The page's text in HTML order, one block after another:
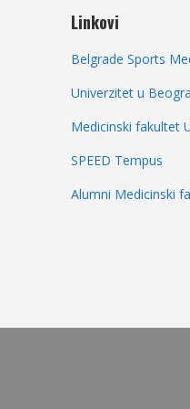
Linkovi
Belgrade Sports
Univerzitet u
Medicinski fakultet
SPEED Tempus
Alumni Medicinski